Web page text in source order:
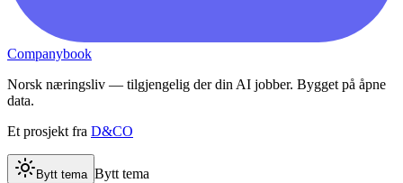
Companybook
Norsk næringsliv — tilgjengelig der din AI jobber. Bygget på åpne
data.
Et prosjekt fra D&CO
Bytt tema Bytt tema